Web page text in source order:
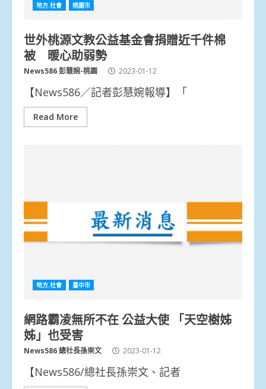
地方.社會 桃園市
世外桃源文教公益基金會捐贈近千件棉
被 暖心助弱勢
News586 彭慧婉-桃園 2023-01-12
【News586／記者彭慧婉報導】「
Read More
地方.社會 臺中市
網路霸凌無所不在 公益大使 「天空樹姊
姊」也受害
News586 總社長孫崇文 2023-01-12
【News586/總社長孫崇文、記者